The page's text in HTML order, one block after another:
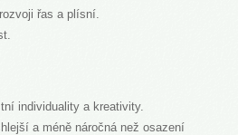
řas a plísní.
individuality a kreativity.
a méně náročná než osazení